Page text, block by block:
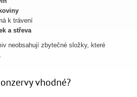
k trávení
a střeva
neobsahují zbytečné složky, které
vhodné?